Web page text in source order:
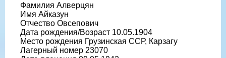
Фамилия Алверцян
Имя Айказун
Отчество Овсепович
Дата рождения/Возраст 10.05.1904
Место рождения Грузинская ССР, Карзагу
Лагерный номер 23070